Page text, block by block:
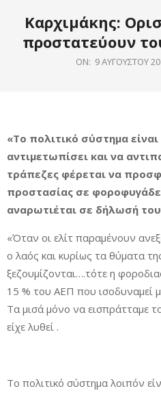
Καρχιμάκης:
προστατεύουν
ON: 9 ΑΥΓΟΎΣΤΟΥ
«Το πολιτικό σύστημα
αντιμετωπίσει και να
τράπεζες φέρεται να
προστασίας σε
αναρωτιέται σε δήλωσή
«Όταν οι ελίτ παραμένουν
ο λαός και κυρίως τα θύματα
ξεζουμίζονται….τότε η
15 % του ΑΕΠ που ισοδυναμεί
Τα μισά μόνο να εισπράτταμε
είχε λυθεί .
Το πολιτικό σύστημα λοιπόν